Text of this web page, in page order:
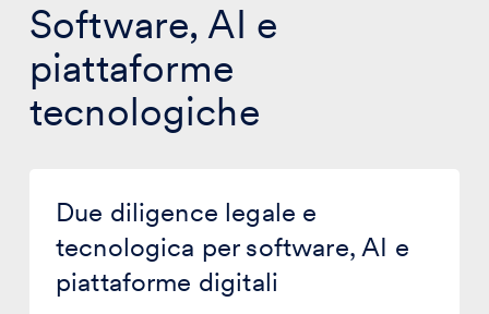
Software, AI e
piattaforme
tecnologiche
Due diligence legale e
tecnologica per software, AI e
piattaforme digitali
diligence
legale
tecnologica
software,